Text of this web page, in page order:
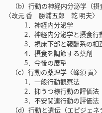
（b）行動の神経内分泌学（摂
〈改元 香 勝浦五郎 乾 明夫〉
1．神経内分泌学
2．神経内分泌学と摂食行
3．視床下部と報酬系の相
4．摂食を調節する薬剤
5．今後の展望
（c）行動の薬理学〈蜂須 貢〉
1．一般行動観察法
2．抑うつ様行動の評価法
3．不安関連行動の評価法
（d）行動と遺伝（エピジェ